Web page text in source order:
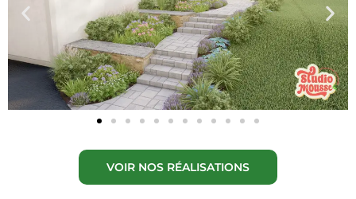
VOIR NOS RÉALISATIONS